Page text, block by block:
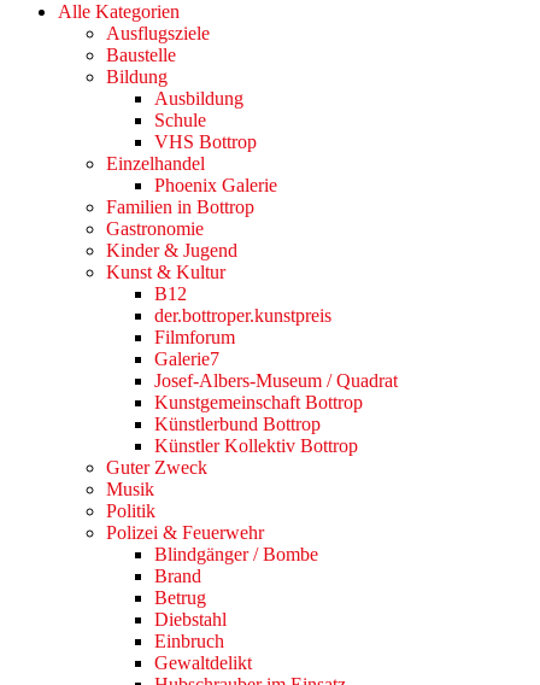
Alle Kategorien
Ausflugsziele
Baustelle
Bildung
Ausbildung
Schule
VHS Bottrop
Einzelhandel
Phoenix Galerie
Familien in Bottrop
Gastronomie
Kinder & Jugend
Kunst & Kultur
B12
der.bottroper.kunstpreis
Filmforum
Galerie7
Josef-Albers-Museum / Quadrat
Kunstgemeinschaft Bottrop
Künstlerbund Bottrop
Künstler Kollektiv Bottrop
Guter Zweck
Musik
Politik
Polizei & Feuerwehr
Blindgänger / Bombe
Brand
Betrug
Diebstahl
Einbruch
Gewaltdelikt